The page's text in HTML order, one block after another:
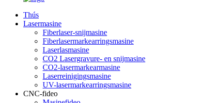
Thús
Lasermasine
Fiberlaser-snijmasine
Fiberlasermarkearringsmasine
Laserlasmasine
CO2 Lasergravure- en snijmasine
CO2-lasermarkearmasine
Laserreinigingsmasine
UV-lasermarkearringsmasine
CNC-fideo